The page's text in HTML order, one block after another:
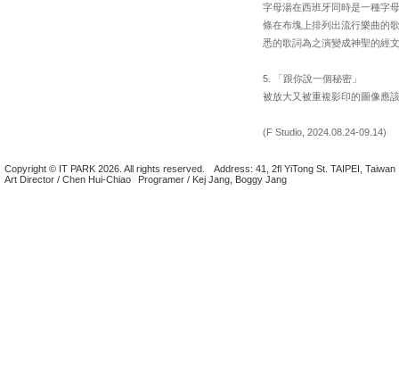
字母湯在西班牙同時是一種字
條在布塊上排列出流行樂曲的
悉的歌詞為之演變成神聖的經
5. 「跟你說一個秘密」
被放大又被重複影印的圖像應
(F Studio, 2024.08.24-09.14)
Copyright © IT PARK 2026. All rights reserved.
Address: 41, 2fl YiTong St. TAIPEI, Taiwan
Art Director / Chen Hui-Chiao
Programer / Kej Jang, Boggy Jang